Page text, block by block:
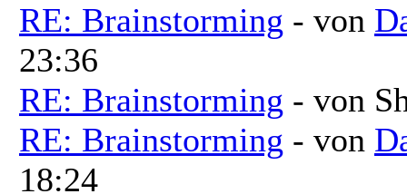
RE: Brainstorming - von
23:36
RE: Brainstorming - von
RE: Brainstorming - von
18:24